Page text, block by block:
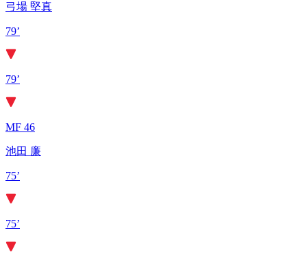
弓場 堅真
79’
79’
MF 46
池田 廉
75’
75’